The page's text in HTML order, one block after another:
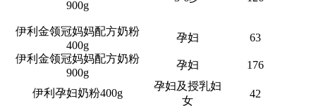
900g
伊利金领冠妈妈配方奶粉
400g
孕妇
63
伊利金领冠妈妈配方奶粉
900g
孕妇 176
伊利孕妇奶粉400g
孕妇及授乳妇
女
42